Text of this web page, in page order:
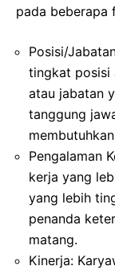
pada beberapa
Posisi/
tingkat posisi
atau jabatan
tanggung
Pengalaman
kerja yang
yang lebih
penanda
matang.
Kinerja: